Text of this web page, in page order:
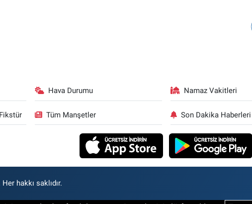
Hava Durumu Namaz Vakitleri
Tüm Manşetler Son Dakika Haberleri
hakkı saklıdır.